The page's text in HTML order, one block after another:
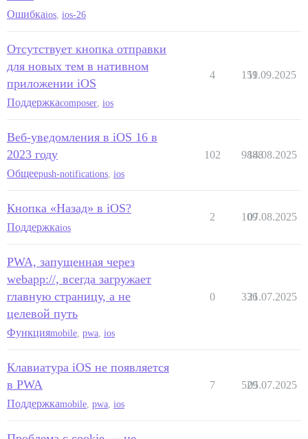
Ошибкаios ios-26
Отсутствует кнопка отправки
для новых тем в нативном
приложении iOS
Поддержкаcomposer ios
4 159
11.09.2025
Веб-уведомления в iOS 16 в
2023 году
Общееpush-notifications ios
102 9888
14.08.2025
Кнопка «Назад» в iOS?
Поддержкаios
2 109
07.08.2025
PWA, запущенная через
webapp://, всегда загружает
главную страницу, а не
целевой путь
Функцияmobile pwa ios
0 336
21.07.2025
Клавиатура iOS не появляется
в PWA
Поддержкаmobile pwa ios
7 529
05.07.2025